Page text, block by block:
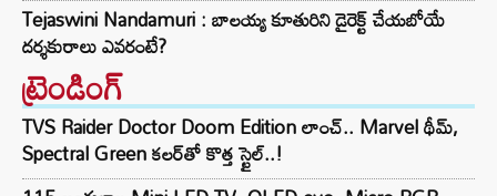
Tejaswini Nandamuri : బాలయ్య కూతురిని డైరెక్ట్ చేయబోయే
దర్శకురాలు ఎవరంటే?
ట్రెండింగ్‌
TVS Raider Doctor Doom Edition లాంచ్.. Marvel థీమ్,
Spectral Green కలర్‌తో కొత్త స్టైల్..!